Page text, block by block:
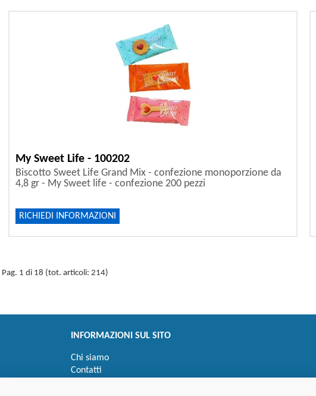
My Sweet Life - 100202
Biscotto Sweet Life Grand Mix - confezione monoporzione da
4,8 gr - My Sweet life - confezione 200 pezzi
RICHIEDI INFORMAZIONI
Pag. 1 di 18 (tot. articoli: 214)
INFORMAZIONI SUL SITO
Chi siamo
Contatti